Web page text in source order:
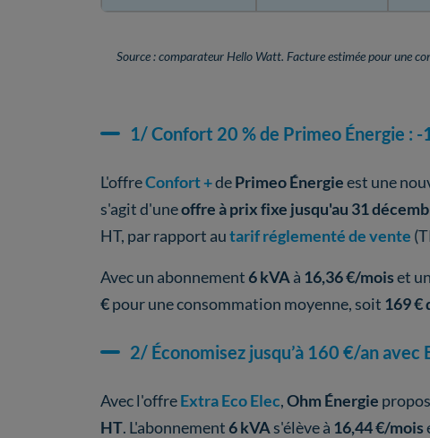
Source : comparateur Hello Watt. Facture estimée pour une
1/ Confort 20 % de Primeo Énergie :
L'offreConfort +dePrimeo Énergieest une
s'agit d'uneoffre à prix fixe jusqu'au 31
HT, par rapport autarif réglementé de vente
Avec un abonnement 6 kVAà 16,36 €/moiset
€pour une consommation moyenne, soit 169 €
2/ Économisez jusqu’à 160 €/an avec
Avec l'offreExtra Eco Elec,Ohm Énergie
HT. L'abonnement 6 kVAs'élève à 16,44 €/mois